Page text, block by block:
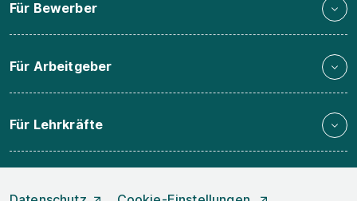
Für Bewerber
Für Arbeitgeber
Für Lehrkräfte